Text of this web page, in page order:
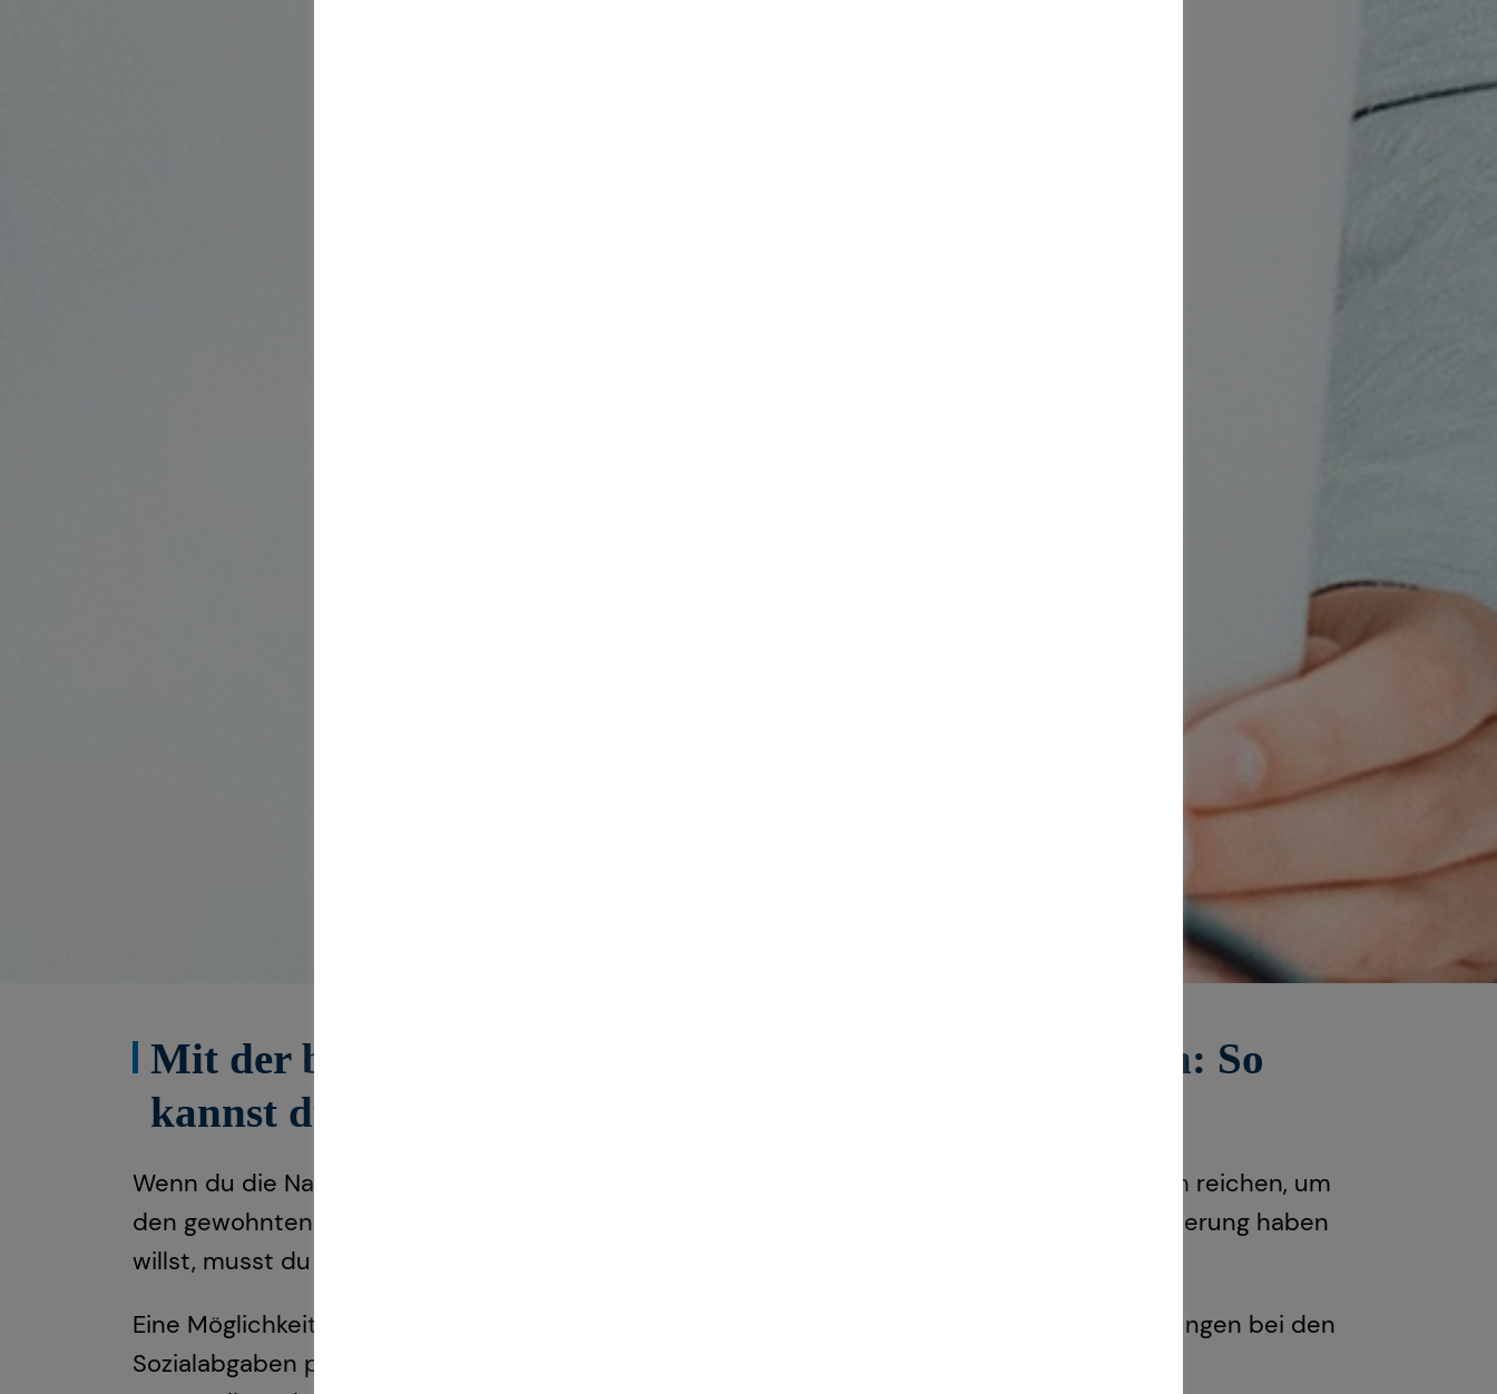
Mit der betrieblichen Altersvorsorge doppelt profitieren: So
kannst du die gesetzliche Rente aufstocken
Wenn du die Nachrichten verfolgst, weißt du es vermutlich: Die gesetzliche Rente wird kaum reichen, um
den gewohnten Lebensstandard zu erhalten. Wenn du im Alter mehr als nur eine Grundsicherung haben
willst, musst du selbst aktiv werden und handeln.
Eine Möglichkeit dafür ist die betriebliche Altersvorsorge. Dank Steuervorteilen und Einsparungen bei den
Sozialabgaben plus des Arbeitgeberzuschusses in Höhe von bis zu 15 % und mehr des